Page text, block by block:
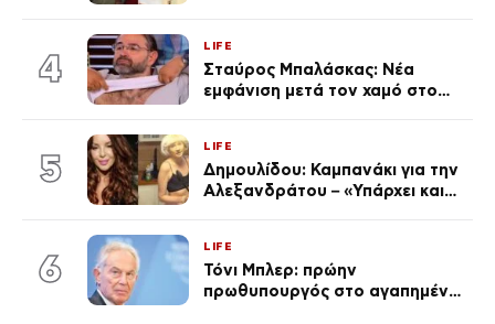
απαρατήρητη
4
LIFE
Σταύρος Μπαλάσκας: Νέα
εμφάνιση μετά τον χαμό στο
5
LIFE
Δημουλίδου: Καμπανάκι για την
Αλεξανδράτου – «Υπάρχει και
6
LIFE
Τόνι Μπλερ: πρώην
πρωθυπουργός στο αγαπημένο